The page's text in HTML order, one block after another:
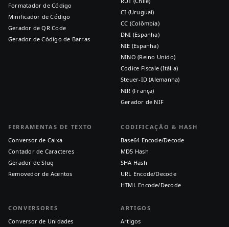
Formatador de Código
Minificador de Código
Gerador de QR Code
Gerador de Código de Barras
CI (Uruguai)
CC (Colômbia)
DNI (Espanha)
NIE (Espanha)
NINO (Reino Unido)
Codice Fiscale (Itália)
Steuer-ID (Alemanha)
NIR (França)
Gerador de NIF
FERRAMENTAS DE TEXTO
Conversor de Caixa
Contador de Caracteres
Gerador de Slug
Removedor de Acentos
CODIFICAÇÃO & HASH
Base64 Encode/Decode
MD5 Hash
SHA Hash
URL Encode/Decode
HTML Encode/Decode
CONVERSORES
Conversor de Unidades
ARTIGOS
Artigos